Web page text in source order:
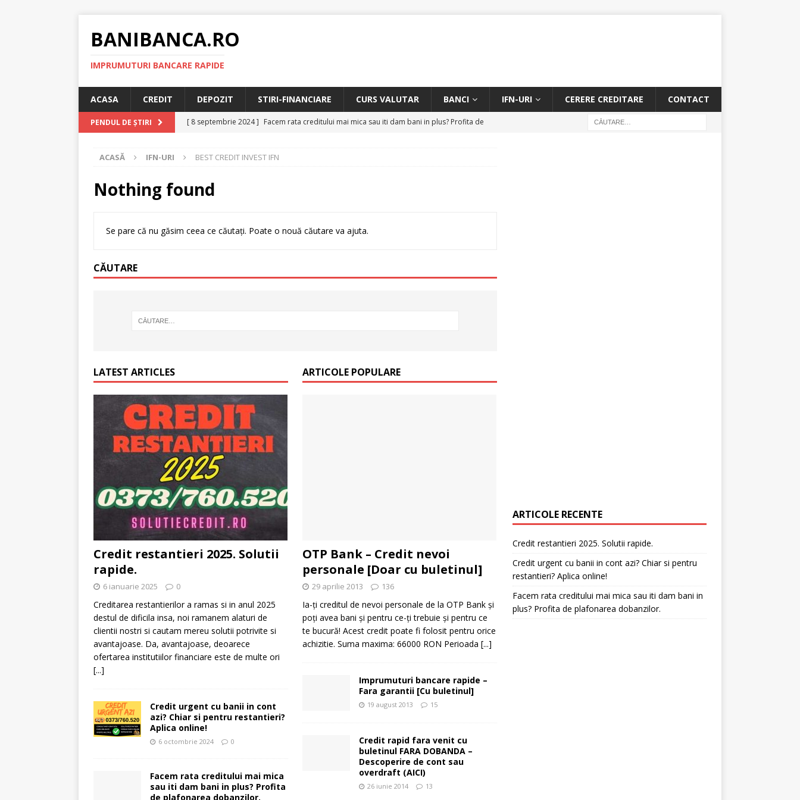
BANIBANCA.RO
IMPRUMUTURI BANCARE RAPIDE
ACASA CREDIT DEPOZIT STIRI-FINANCIARE CURS VALUTAR BANCI IFN-URI CERERE CREDITARE CONTACT
PENDUL DE ȘTIRI [ 8 septembrie 2024 ] Facem rata creditului mai mica sau iti dam bani in plus? Profita de
[ 11 august 2024 ] Creditarea restantierilor si imbunatatirea scorului financiar
ACASĂ IFN-URI BEST CREDIT INVEST IFN
Nothing found
Se pare că nu găsim ceea ce căutați. Poate o nouă căutare va ajuta.
CĂUTARE
LATEST ARTICLES
Credit restantieri 2025. Solutii
rapide.
6 ianuarie 2025 0
Creditarea restantierilor a ramas si in anul 2025
destul de dificila insa, noi ramanem alaturi de
clientii nostri si cautam mereu solutii potrivite si
avantajoase. Da, avantajoase, deoarece
ofertarea institutiilor financiare este de multe ori
[...]
Credit urgent cu banii in cont
azi? Chiar si pentru restantieri?
Aplica online!
6 octombrie 2024 0
Facem rata creditului mai mica
sau iti dam bani in plus? Profita
de plafonarea dobanzilor.
ARTICOLE POPULARE
OTP Bank – Credit nevoi
personale [Doar cu buletinul]
29 aprilie 2013 136
Ia-ți creditul de nevoi personale de la OTP Bank și
poți avea bani și pentru ce-ți trebuie și pentru ce
te bucură! Acest credit poate fi folosit pentru orice
achizitie. Suma maxima: 66000 RON Perioada [...]
Imprumuturi bancare rapide –
Fara garantii [Cu buletinul]
19 august 2013 15
Credit rapid fara venit cu
buletinul FARA DOBANDA –
Descoperire de cont sau
overdraft (AICI)
26 iunie 2014 13
ARTICOLE RECENTE
Credit restantieri 2025. Solutii rapide.
Credit urgent cu banii in cont azi? Chiar si pentru
restantieri? Aplica online!
Facem rata creditului mai mica sau iti dam bani in
plus? Profita de plafonarea dobanzilor.